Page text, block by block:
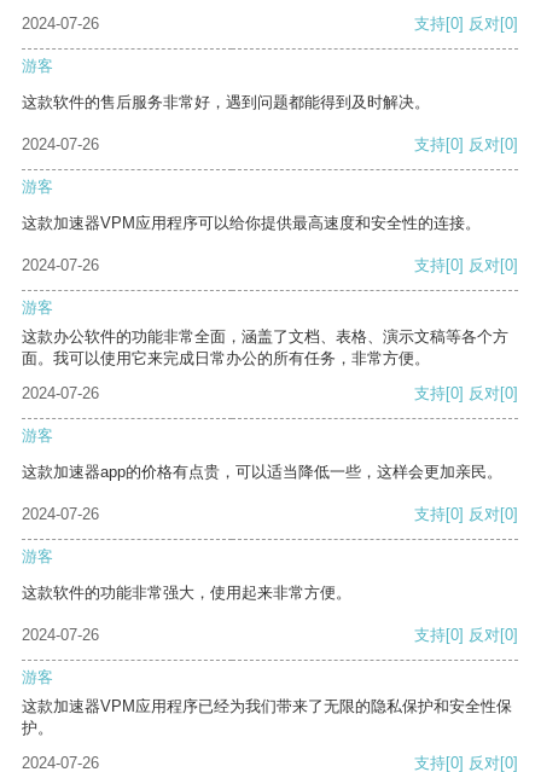
2024-07-26
支持[0] 反对[0]
游客
这款软件的售后服务非常好，遇到问题都能得到及时解决。
2024-07-26 支持[0] 反对[0]
游客
这款加速器VPM应用程序可以给你提供最高速度和安全性的连接。
2024-07-26 支持[0] 反对[0]
游客
这款办公软件的功能非常全面，涵盖了文档、表格、演示文稿等各个方
面。我可以使用它来完成日常办公的所有任务，非常方便。
2024-07-26
支持[0] 反对[0]
游客
这款加速器app的价格有点贵，可以适当降低一些，这样会更加亲民。
2024-07-26 支持[0] 反对[0]
游客
这款软件的功能非常强大，使用起来非常方便。
2024-07-26 支持[0] 反对[0]
游客
这款加速器VPM应用程序已经为我们带来了无限的隐私保护和安全性保
护。
2024-07-26
支持[0] 反对[0]